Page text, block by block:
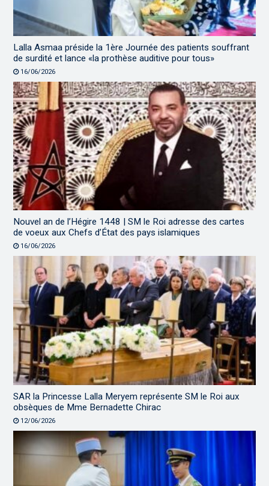
Lalla Asmaa préside la 1ère Journée des patients souffrant
de surdité et lance «la prothèse auditive pour tous»
16/06/2026
Nouvel an de l’Hégire 1448 | SM le Roi adresse des cartes
de voeux aux Chefs d’État des pays islamiques
16/06/2026
SAR la Princesse Lalla Meryem représente SM le Roi aux
obsèques de Mme Bernadette Chirac
12/06/2026